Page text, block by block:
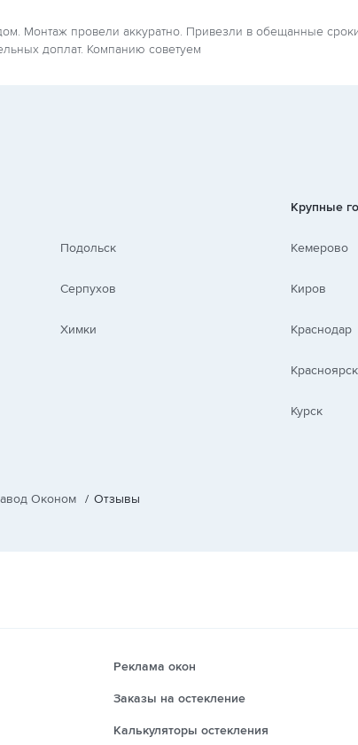
Монтаж провели аккуратно. Привезли в обещанные
доплат. Компанию советуем
Подольск
Серпухов
Химки
Крупные
Кемерово
Киров
Краснодар
Красноярск
Курск
Оконом / Отзывы
Реклама окон
Заказы на остекление
Калькуляторы остекления